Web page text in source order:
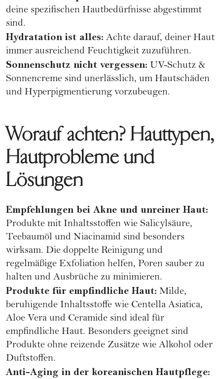
deine spezifischen Hautbedürfnisse abgestimmt
sind.
Hydratation ist alles: Achte darauf, deiner Haut
immer ausreichend Feuchtigkeit zuzuführen.
Sonnenschutz nicht vergessen: UV-Schutz &
Sonnencreme sind unerlässlich, um Hautschäden
und Hyperpigmentierung vorzubeugen.
Worauf achten? Hauttypen,
Hautprobleme und
Lösungen
Empfehlungen bei Akne und unreiner Haut:
Produkte mit Inhaltsstoffen wie Salicylsäure,
Teebaumöl und Niacinamid sind besonders
wirksam. Die doppelte Reinigung und
regelmäßige Exfoliation helfen, Poren sauber zu
halten und Ausbrüche zu minimieren.
Produkte für empfindliche Haut: Milde,
beruhigende Inhaltsstoffe wie Centella Asiatica,
Aloe Vera und Ceramide sind ideal für
empfindliche Haut. Besonders geeignet sind
Produkte ohne reizende Zusätze wie Alkohol oder
Duftstoffen.​
Anti-Aging in der koreanischen Hautpflege: